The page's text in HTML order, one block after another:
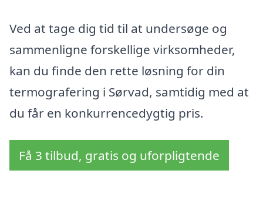
Ved at tage dig tid til at undersøge og
sammenligne forskellige virksomheder,
kan du finde den rette løsning for din
termografering i Sørvad, samtidig med at
du får en konkurrencedygtig pris.
Få 3 tilbud, gratis og uforpligtende